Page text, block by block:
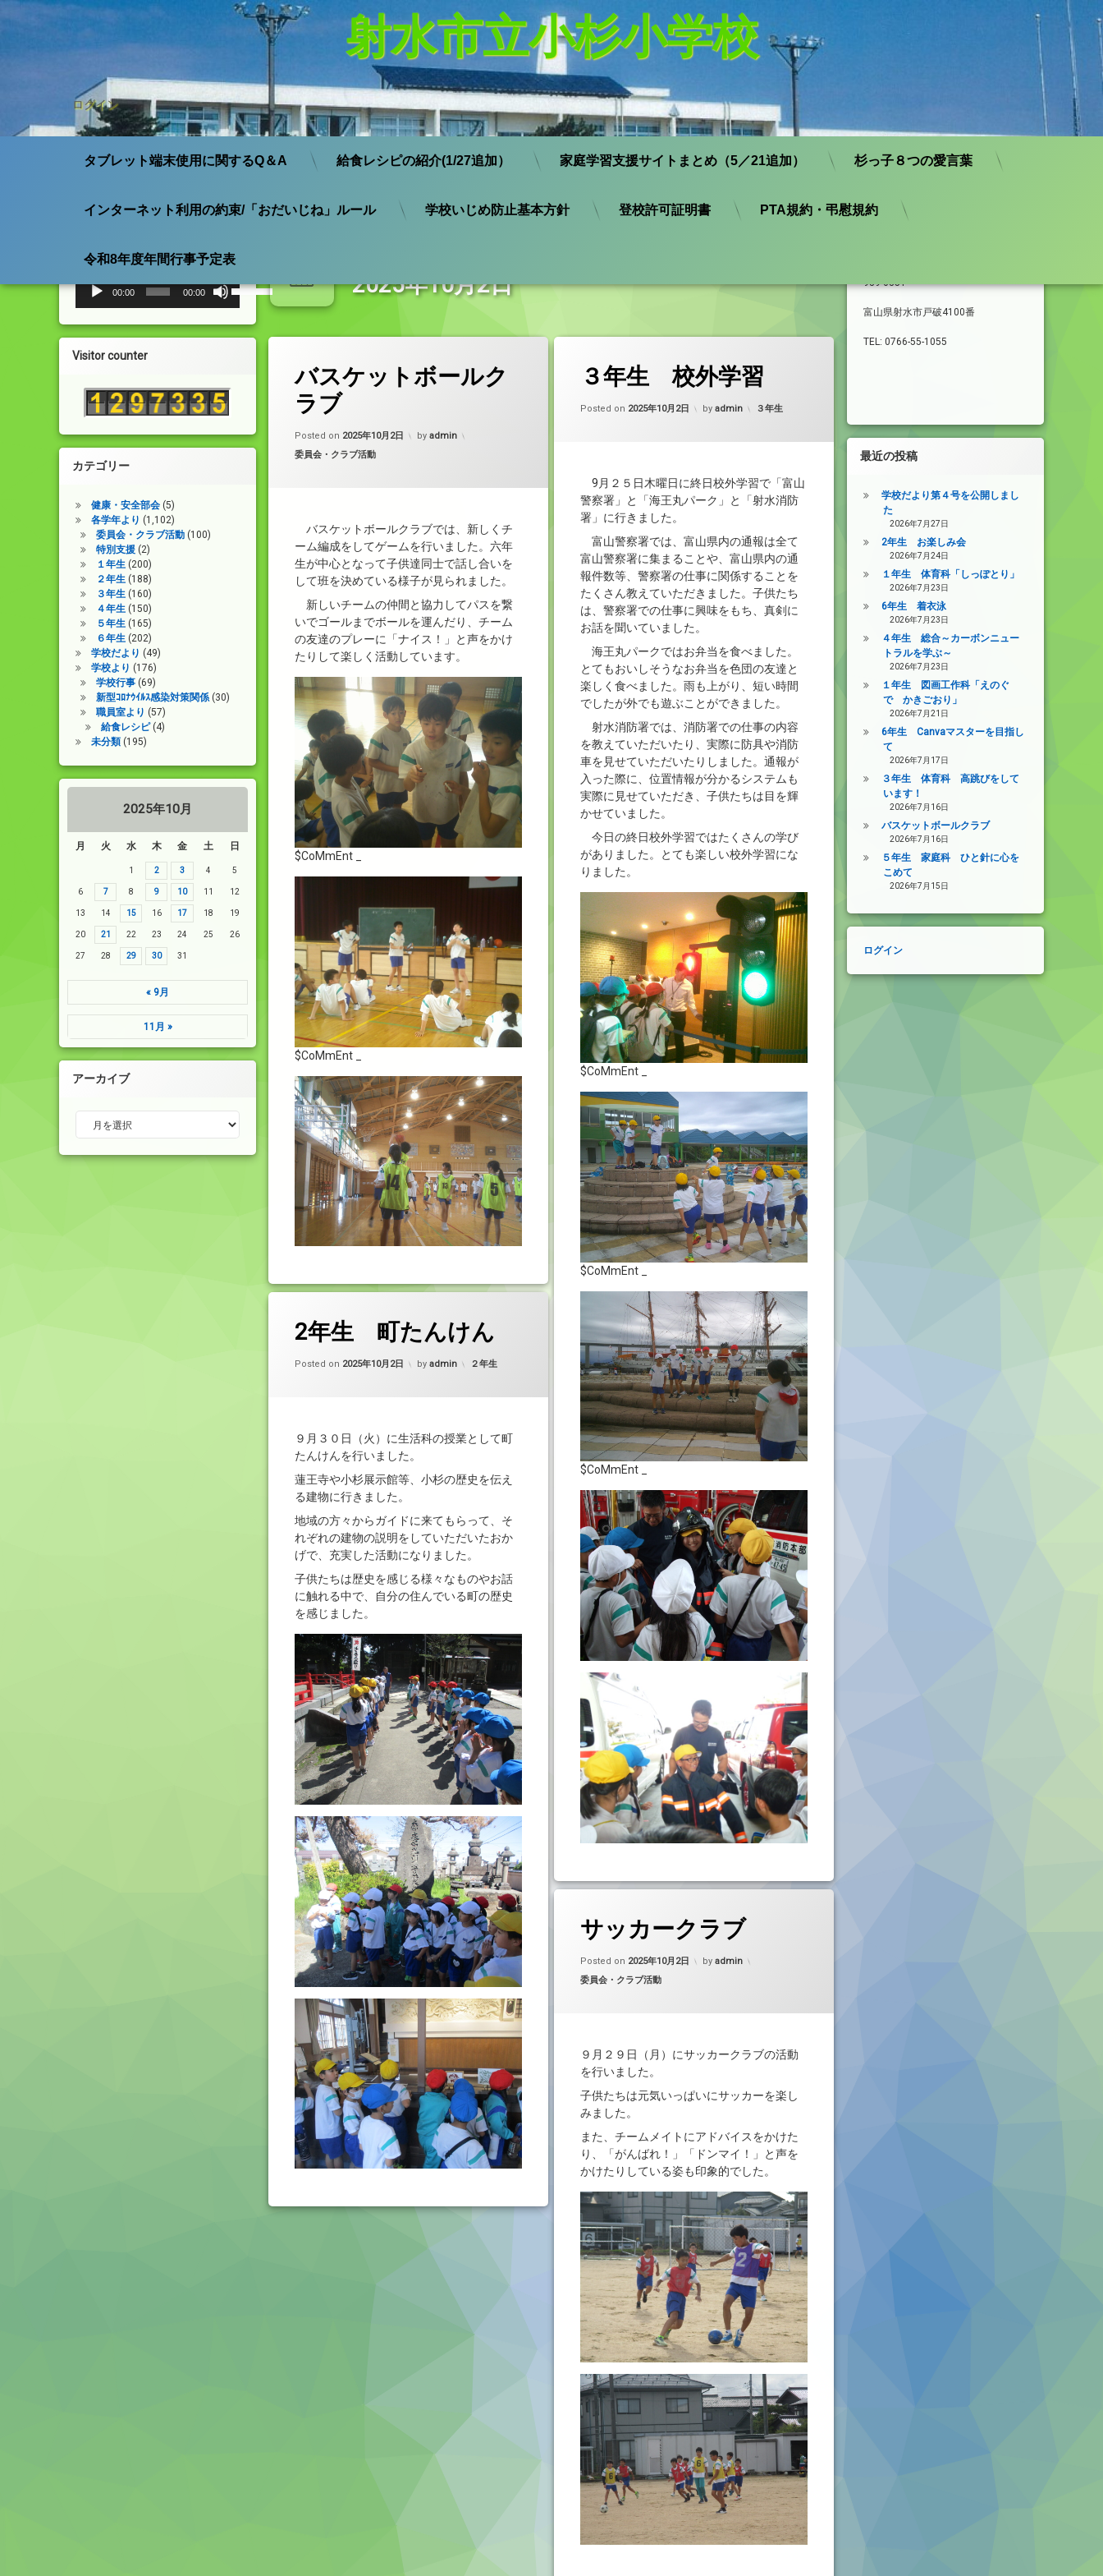
ツ
射水市立小杉小学校
ログイン
タブレット端末使用に関するQ＆A 給食レシピの紹介(1/27追加） 家庭学習支援サイトまとめ（5／21追加） 杉っ子８つの愛言葉
インターネット利用の約束/「おだいじね」ルール 学校いじめ防止基本方針 登校許可証明書 PTA規約・弔慰規約
令和8年度年間行事予定表
2025年10月2日
バスケットボールク
ラブ
Posted on 2025年10月2日
Updated on
byadmin
カテゴリー:
委員会・クラブ活動
バスケットボールクラブでは、新しくチ
ーム編成をしてゲームを行いました。六年
生が中心となって子供達同士で話し合いを
して班を決めている様子が見られました。
新しいチームの仲間と協力してパスを繋
いでゴールまでボールを運んだり、チーム
の友達のプレーに「ナイス！」と声をかけ
たりして楽しく活動しています。
$CoMmEnt _
$CoMmEnt _
３年生 校外学習
Posted on 2025年10月2日
Updated on 2025年10月2日
byadmin カテゴリー:
３年生
9月２５日木曜日に終日校外学習で「富山
警察署」と「海王丸パーク」と「射水消防
署」に行きました。
富山警察署では、富山県内の通報は全て
富山警察署に集まることや、富山県内の通
報件数等、警察署の仕事に関係することを
たくさん教えていただきました。子供たち
は、警察署での仕事に興味をもち、真剣に
お話を聞いていました。
海王丸パークではお弁当を食べました。
とてもおいしそうなお弁当を色団の友達と
楽しく食べました。雨も上がり、短い時間
でしたが外でも遊ぶことができました。
射水消防署では、消防署での仕事の内容
を教えていただいたり、実際に防具や消防
車を見せていただいたりしました。通報が
入った際に、位置情報が分かるシステムも
実際に見せていただき、子供たちは目を輝
かせていました。
今日の終日校外学習ではたくさんの学び
がありました。とても楽しい校外学習にな
りました。
$CoMmEnt _
$CoMmEnt _
$CoMmEnt _
2年生 町たんけん
Posted on 2025年10月2日
Updated on 2025年10月2日
byadmin カテゴリー:
２年生
９月３０日（火）に生活科の授業として町
たんけんを行いました。
蓮王寺や小杉展示館等、小杉の歴史を伝え
る建物に行きました。
地域の方々からガイドに来てもらって、そ
れぞれの建物の説明をしていただいたおか
げで、充実した活動になりました。
子供たちは歴史を感じる様々なものやお話
に触れる中で、自分の住んでいる町の歴史
を感じました。
サッカークラブ
Posted on 2025年10月2日
Updated on
byadmin
カテゴリー:
委員会・クラブ活動
９月２９日（月）にサッカークラブの活動
を行いました。
子供たちは元気いっぱいにサッカーを楽し
みました。
また、チームメイトにアドバイスをかけた
り、「がんばれ！」「ドンマイ！」と声を
かけたりしている姿も印象的でした。
音
プ
レ
ー
ヤ
00:00 00:00
ボ
リ
ュ
ー
ム
Visitor counter
カテゴリー
健康・安全部会(5)
各学年より (1,102)
委員会・クラブ活動(100)
特別支援(2)
１年生(200)
２年生(188)
３年生(160)
４年生(150)
５年生(165)
６年生(202)
学校だより (49)
学校より (176)
学校行事(69)
新型ｺﾛﾅｳｲﾙｽ感染対策関係(30)
職員室より (57)
給食レシピ(4)
未分類(195)
2025年10月
月 火 水 木 金 土 日
1 2 3 4 5
6 7 8 9 10 11 12
13 14 15 16 17 18 19
20 21 22 23 24 25 26
27 28 29 30 31
« 9月
11月 »
アーカイブ
アーカイブ
939-0351
富山県射水市戸破4100番
TEL: 0766-55-1055
最近の投稿
学校だより第４号を公開しまし
た
2026年7月27日
2年生 お楽しみ会
2026年7月24日
１年生 体育科「しっぽとり」
2026年7月23日
6年生 着衣泳
2026年7月23日
４年生 総合～カーボンニュー
トラルを学ぶ～
2026年7月23日
１年生 図画工作科「えのぐ
で かきごおり」
2026年7月21日
6年生 Canvaマスターを目指し
て
2026年7月17日
３年生 体育科 高跳びをして
います！
2026年7月16日
バスケットボールクラブ
2026年7月16日
５年生 家庭科 ひと針に心を
こめて
2026年7月15日
ログイン